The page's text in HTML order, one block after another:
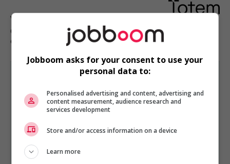
Victoriaville
Génie, biopharmaceutique, sciences
et techniques scientifiques
GÉNIE, BIOPHARMACEUTIQUE, SCIENCES ET TECHNIQUES
EST PRÉSENTÉ PAR
Fed Finance Canada
Autres offres de l'entreprise
Jobboom asks for your consent to use your
personal data to:
Personalised advertising and content, advertising and
content measurement, audience research and
services development
Store and/or access information on a device
Learn more